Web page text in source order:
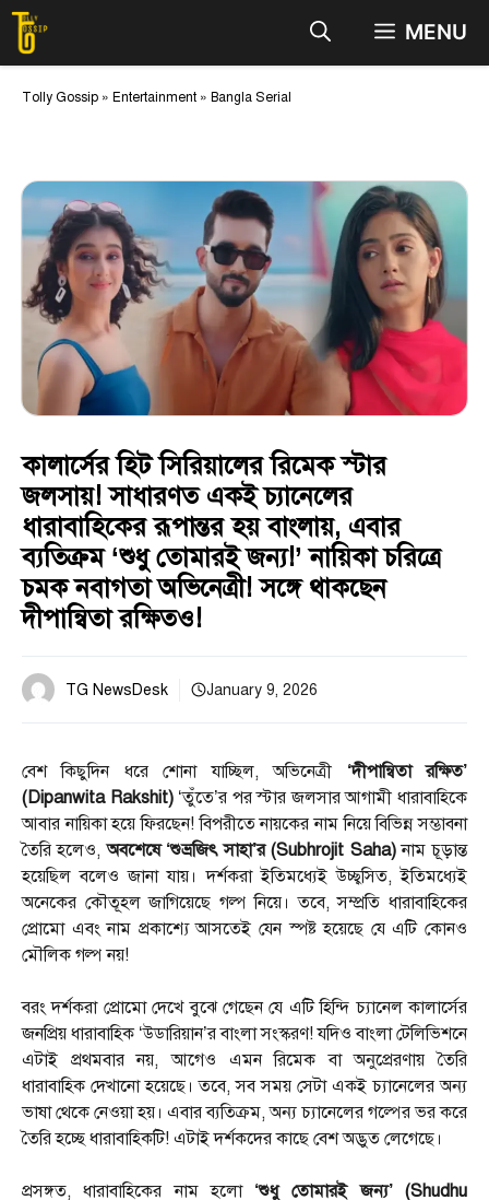
Skip
content
MENU
Tolly Gossip » Entertainment » Bangla Serial
কালার্সের হিট সিরিয়ালের রিমেক স্টার
জলসায়! সাধারণত একই চ্যানেলের
ধারাবাহিকের রূপান্তর হয় বাংলায়, এবার
ব্যতিক্রম ‘শুধু তোমারই জন্য!’ নায়িকা চরিত্রে
চমক নবাগতা অভিনেত্রী! সঙ্গে থাকছেন
দীপান্বিতা রক্ষিতও!
TG NewsDesk January 9, 2026
বেশ কিছুদিন ধরে শোনা যাচ্ছিল, অভিনেত্রী ‘দীপান্বিতা রক্ষিত’
(Dipanwita Rakshit)‘তুঁতে’র পর স্টার জলসার আগামী ধারাবাহিকে
আবার নায়িকা হয়ে ফিরছেন! বিপরীতে নায়কের নাম নিয়ে বিভিন্ন সম্ভাবনা
তৈরি হলেও,অবশেষে ‘শুভ্রজিৎ সাহা’র (Subhrojit Saha)নাম চূড়ান্ত
হয়েছিল বলেও জানা যায়। দর্শকরা ইতিমধ্যেই উচ্ছ্বসিত, ইতিমধ্যেই
অনেকের কৌতূহল জাগিয়েছে গল্প নিয়ে। তবে, সম্প্রতি ধারাবাহিকের
প্রোমো এবং নাম প্রকাশ্যে আসতেই যেন স্পষ্ট হয়েছে যে এটি কোনও
মৌলিক গল্প নয়!
বরং দর্শকরা প্রোমো দেখে বুঝে গেছেন যে এটি হিন্দি চ্যানেল কালার্সের
জনপ্রিয় ধারাবাহিক ‘উডারিয়ান’র বাংলা সংস্করণ! যদিও বাংলা টেলিভিশনে
এটাই প্রথমবার নয়, আগেও এমন রিমেক বা অনুপ্রেরণায় তৈরি
ধারাবাহিক দেখানো হয়েছে। তবে, সব সময় সেটা একই চ্যানেলের অন্য
ভাষা থেকে নেওয়া হয়। এবার ব্যতিক্রম, অন্য চ্যানেলের গল্পের ভর করে
তৈরি হচ্ছে ধারাবাহিকটি! এটাই দর্শকদের কাছে বেশ অদ্ভুত লেগেছে।
প্রসঙ্গত, ধারাবাহিকের নাম হলো ‘শুধু তোমারই জন্য’ (Shudhu